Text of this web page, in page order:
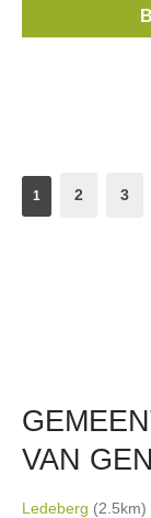
1 2 3
VAN
Ledeberg (2.5km)